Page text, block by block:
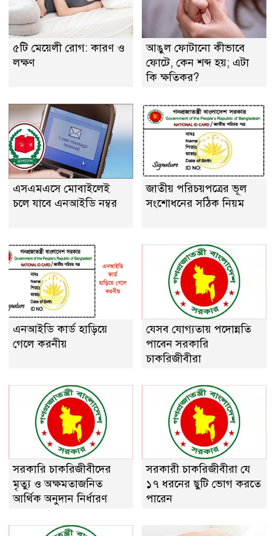
৫টি মেয়েলী রোগ: কারণ ও
লক্ষণ
আঙুল ফোটানো কীভাবে
ফোটে, কেন শব্দ হয়; এটা
কি ক্ষতিকর?
এসএমএসে মোবাইলেই
চলে যাবে এনআইডি নম্বর
জাতীয় পরিচয়পত্রের ভূল
সংশোধনের সঠিক নিয়ম
এনআইডি কার্ড হাড়িয়ে
গেলে করনীয়
যেসব যোগ্যতায় পদোন্নতি
পাবেন সরকারি
চাকরিজীবীরা
সরকারি চাকরিজীবীদের
মৃত্যু ও অক্ষমতাজনিত
আর্থিক অনুদান নির্ধারণ
সরকারী চাকরিজীবীরা যে
১৭ ধরনের ছুটি ভোগ করতে
পারেন